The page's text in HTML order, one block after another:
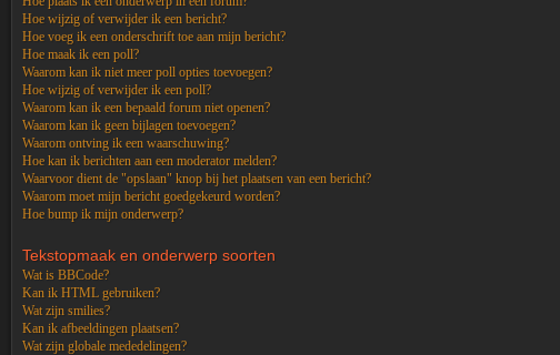
Hoe wijzig of verwijder ik een bericht?
Hoe voeg ik een onderschrift toe aan mijn bericht?
Hoe maak ik een poll?
Waarom kan ik niet meer poll opties toevoegen?
Hoe wijzig of verwijder ik een poll?
Waarom kan ik een bepaald forum niet openen?
Waarom kan ik geen bijlagen toevoegen?
Waarom ontving ik een waarschuwing?
Hoe kan ik berichten aan een moderator melden?
Waarvoor dient de "opslaan" knop bij het plaatsen van een bericht?
Waarom moet mijn bericht goedgekeurd worden?
Hoe bump ik mijn onderwerp?
Tekstopmaak en onderwerp soorten
Wat is BBCode?
Kan ik HTML gebruiken?
Wat zijn smilies?
Kan ik afbeeldingen plaatsen?
Wat zijn globale mededelingen?